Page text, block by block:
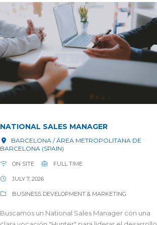
NATIONAL SALES MANAGER
BARCELONA / ÁREA METROPOLITANA DE
BARCELONA (SPAIN)
ON SITE FULL TIME
JULY 7, 2026
BUSINESS DEVELOPMENT & MARKETING
Buscamos un National Sales Manager con una